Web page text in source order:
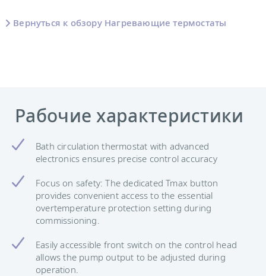
Вернуться к обзору Нагревающие термостаты
Рабочие характеристики
Bath circulation thermostat with advanced
electronics ensures precise control accuracy
Focus on safety: The dedicated Tmax button
provides convenient access to the essential
overtemperature protection setting during
commissioning.
Easily accessible front switch on the control head
allows the pump output to be adjusted during
operation.